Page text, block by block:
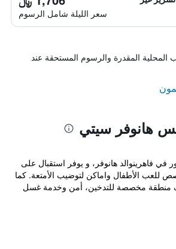
سعر الليلة شامل الرسوم
المقدرة والرسوم المستحقة عند
هانوفر سيتي
في فاهرينوالد هانوفر، و يوفر استقبال على
للعب الأطفال واماكن لتوضيب الأمتعة. كما
منطقة مخصصة للتدخين، أمن وخدمة غسل